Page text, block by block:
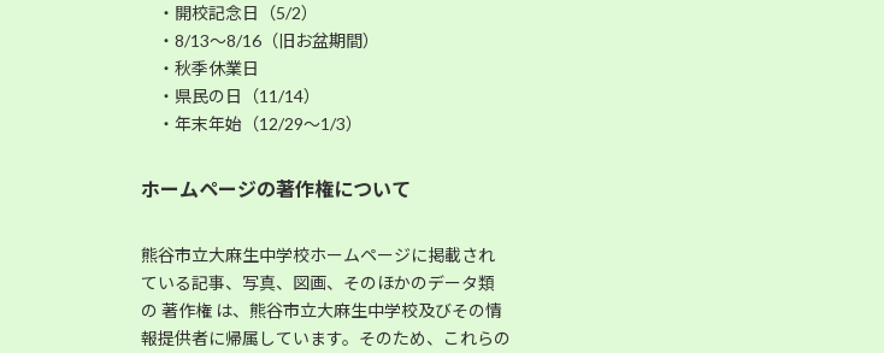
・開校記念日（5/2）
・8/13～8/16（旧お盆期間）
・秋季休業日
・県民の日（11/14）
・年末年始（12/29～1/3）
ホームページの著作権について
熊谷市立大麻生中学校ホームページに掲載され
ている記事、写真、図画、そのほかのデータ類
の 著作権 は、熊谷市立大麻生中学校及びその情
報提供者に帰属しています。そのため、これらの